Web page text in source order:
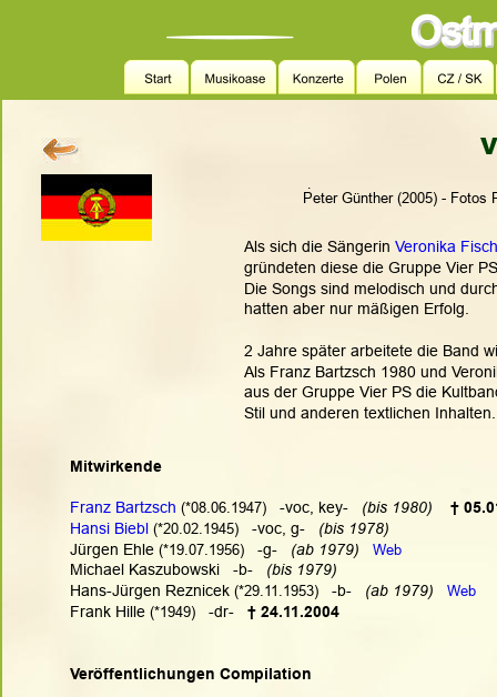
Peter Günther (2005) -
.
Als sich die Sängerin Veronika
gründeten diese die Gruppe Vier
Die Songs sind melodisch und
hatten aber nur mäßigen Erfolg.
2 Jahre später arbeitete die Band
Als Franz Bartzsch 1980 und
aus der Gruppe Vier PS die
Stil und anderen textlichen Inhalten.
Mitwirkende
Franz Bartzsch (*08.06.1947)
   -voc, key-
(bis 1980)
†
Hansi Biebl (*20.02.1945)
  -voc, g-
(bis 1978)
Jürgen Ehle (*19.07.1956)
   -g-
(ab 1979) Web
Michael Kaszubowski   -b- (bis 1979)
Hans-Jürgen Reznicek (*29.11.1953)
   -b-
(ab 1979) Web
Frank Hille (*1949)
   -dr-
† 24.11.2004
Veröffentlichungen Compilation